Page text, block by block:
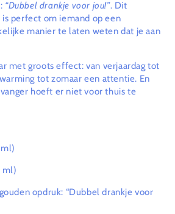
“Dubbel drankje voor jou!”. Dit
perfect om iemand op een
manier te laten weten dat je aan
met groots effect: van verjaardag tot
tot zomaar een attentie. En
hoeft er niet voor thuis te
ml)
opdruk: “Dubbel drankje voor